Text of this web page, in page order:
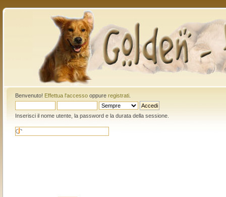
Benvenuto! Effettua l'accessooppure registrati.
Inserisci il nome utente, la password e la durata della sessione.